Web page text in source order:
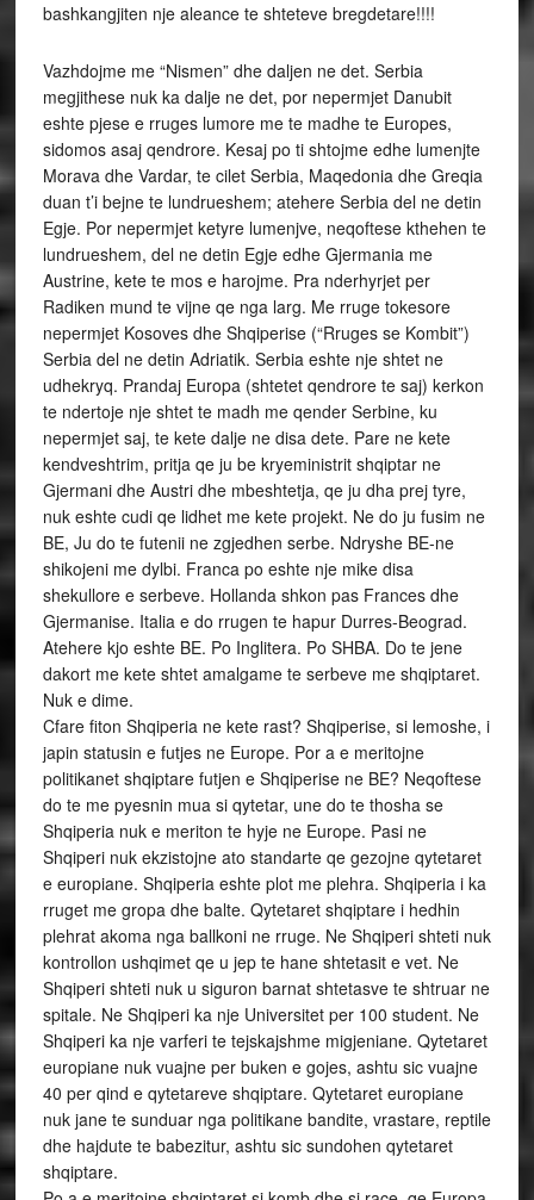
bashkangjiten nje aleance te shteteve bregdetare!!!!
Vazhdojme me “Nismen” dhe daljen ne det. Serbia
megjithese nuk ka dalje ne det, por nepermjet Danubit
eshte pjese e rruges lumore me te madhe te Europes,
sidomos asaj qendrore. Kesaj po ti shtojme edhe lumenjte
Morava dhe Vardar, te cilet Serbia, Maqedonia dhe Greqia
duan t’i bejne te lundrueshem; atehere Serbia del ne detin
Egje. Por nepermjet ketyre lumenjve, neqoftese kthehen te
lundrueshem, del ne detin Egje edhe Gjermania me
Austrine, kete te mos e harojme. Pra nderhyrjet per
Radiken mund te vijne qe nga larg. Me rruge tokesore
nepermjet Kosoves dhe Shqiperise (“Rruges se Kombit”)
Serbia del ne detin Adriatik. Serbia eshte nje shtet ne
udhekryq. Prandaj Europa (shtetet qendrore te saj) kerkon
te ndertoje nje shtet te madh me qender Serbine, ku
nepermjet saj, te kete dalje ne disa dete. Pare ne kete
kendveshtrim, pritja qe ju be kryeministrit shqiptar ne
Gjermani dhe Austri dhe mbeshtetja, qe ju dha prej tyre,
nuk eshte cudi qe lidhet me kete projekt. Ne do ju fusim ne
BE, Ju do te futenii ne zgjedhen serbe. Ndryshe BE-ne
shikojeni me dylbi. Franca po eshte nje mike disa
shekullore e serbeve. Hollanda shkon pas Frances dhe
Gjermanise. Italia e do rrugen te hapur Durres-Beograd.
Atehere kjo eshte BE. Po Inglitera. Po SHBA. Do te jene
dakort me kete shtet amalgame te serbeve me shqiptaret.
Nuk e dime.
Cfare fiton Shqiperia ne kete rast? Shqiperise, si lemoshe, i
japin statusin e futjes ne Europe. Por a e meritojne
politikanet shqiptare futjen e Shqiperise ne BE? Neqoftese
do te me pyesnin mua si qytetar, une do te thosha se
Shqiperia nuk e meriton te hyje ne Europe. Pasi ne
Shqiperi nuk ekzistojne ato standarte qe gezojne qytetaret
e europiane. Shqiperia eshte plot me plehra. Shqiperia i ka
rruget me gropa dhe balte. Qytetaret shqiptare i hedhin
plehrat akoma nga ballkoni ne rruge. Ne Shqiperi shteti nuk
kontrollon ushqimet qe u jep te hane shtetasit e vet. Ne
Shqiperi shteti nuk u siguron barnat shtetasve te shtruar ne
spitale. Ne Shqiperi ka nje Universitet per 100 student. Ne
Shqiperi ka nje varferi te tejskajshme migjeniane. Qytetaret
europiane nuk vuajne per buken e gojes, ashtu sic vuajne
40 per qind e qytetareve shqiptare. Qytetaret europiane
nuk jane te sunduar nga politikane bandite, vrastare, reptile
dhe hajdute te babezitur, ashtu sic sundohen qytetaret
shqiptare.